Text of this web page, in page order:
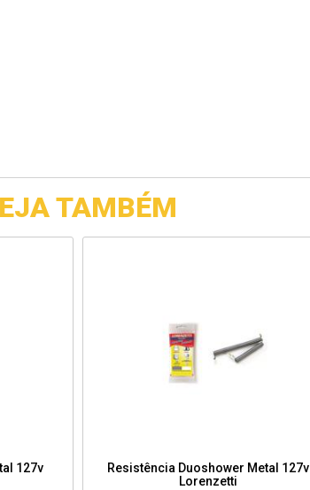
TAMBÉM
127v
Resistência Duoshower Metal 127v
Lorenzetti